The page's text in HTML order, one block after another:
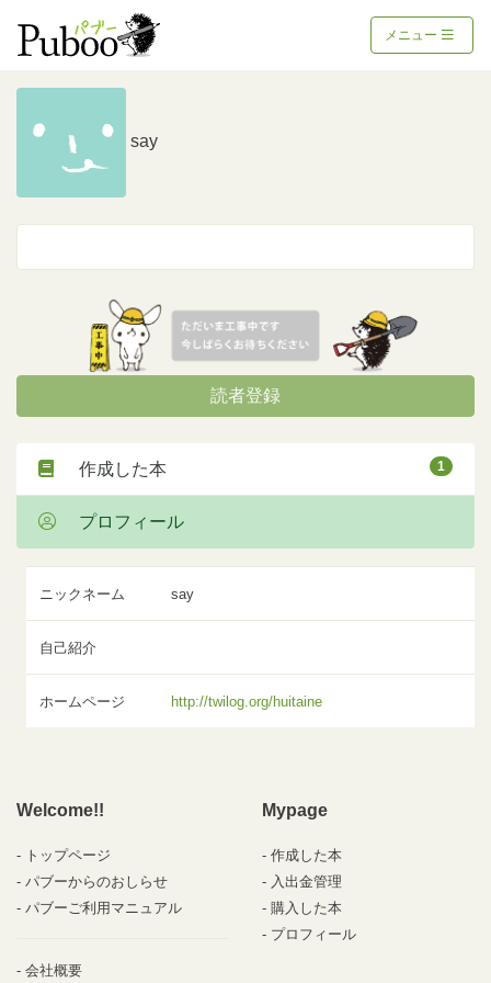
メニュー
ニックネーム say
自己紹介
ホームページ http://twilog.org/huitaine
say
読者登録
作成した本 1
プロフィール
Welcome!!
トップページ
パブーからのおしらせ
パブーご利用マニュアル
会社概要
Mypage
作成した本
入出金管理
購入した本
プロフィール